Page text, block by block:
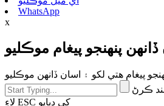
WhatsApp
x
پيغام هتي لکو ۽ اسان ڏانهن موڪليو
ڪرڻ
لاءِ ESC کي دٻايو